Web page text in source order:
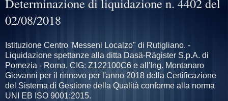
Determinazione di liquidazione n. 4402 del
02/08/2018
Istituzione Centro 'Messeni Localzo" di Rutigliano. -
Liquidazione spettanze alla ditta Dasä-Rägister S.p.A. di
Pomezia - Roma, CIG: Z122100C6 e all'Ing. Montanaro
Giovanni per il rinnovo per l'anno 2018 della Certificazione
del Sistema di Gestione della Qualità conforme alla norma
UNI EB ISO 9001:2015.